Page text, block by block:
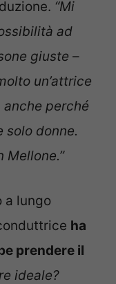
“Mi
ad
giuste –
un’attrice
anche perché
solo donne.
Mellone.”
a lungo
ha
prendere il
ideale?